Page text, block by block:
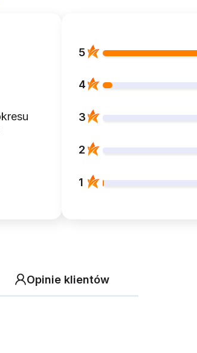
5
4
3
2
1
Opinie klientów